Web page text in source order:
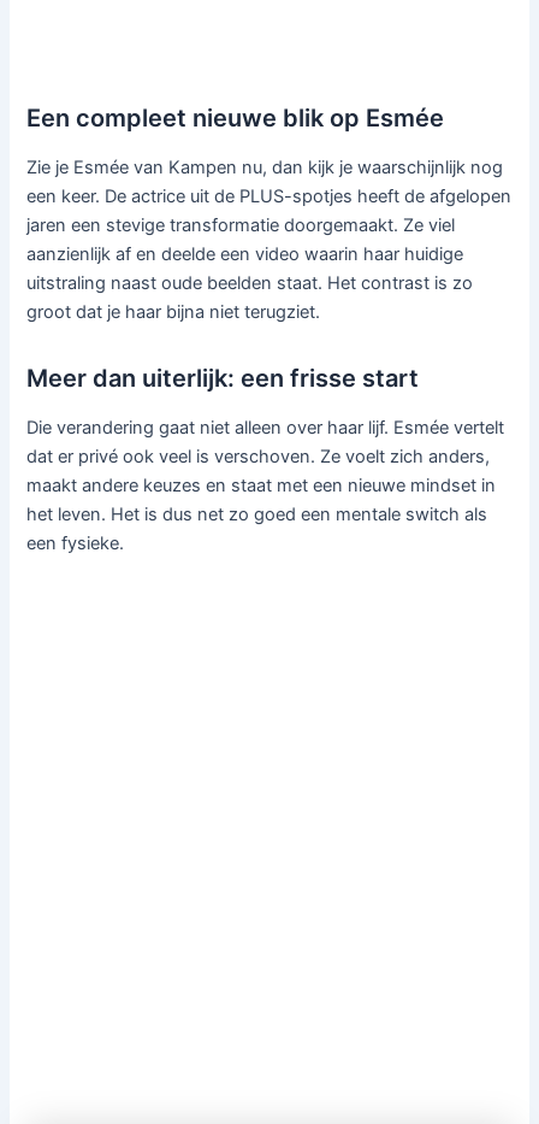
Een compleet nieuwe blik op Esmée
Zie je Esmée van Kampen nu, dan kijk je waarschijnlijk nog
een keer. De actrice uit de PLUS-spotjes heeft de afgelopen
jaren een stevige transformatie doorgemaakt. Ze viel
aanzienlijk af en deelde een video waarin haar huidige
uitstraling naast oude beelden staat. Het contrast is zo
groot dat je haar bijna niet terugziet.
Meer dan uiterlijk: een frisse start
Die verandering gaat niet alleen over haar lijf. Esmée vertelt
dat er privé ook veel is verschoven. Ze voelt zich anders,
maakt andere keuzes en staat met een nieuwe mindset in
het leven. Het is dus net zo goed een mentale switch als
een fysieke.